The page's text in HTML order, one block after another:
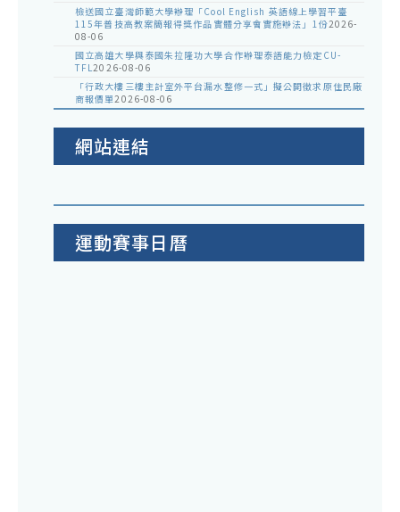
檢送國立臺灣師範大學辦理「Cool English 英語線上學習平臺
115年普技高教案簡報得獎作品實體分享會實施辦法」1份2026-
08-06
國立高雄大學與泰國朱拉隆功大學合作辦理泰語能力檢定CU-
TFL2026-08-06
「行政大樓三樓主計室外平台漏水整修一式」擬公開徵求原住民廠
商報價單2026-08-06
網站連結
運動賽事日曆